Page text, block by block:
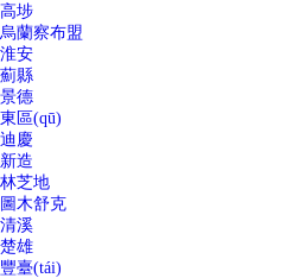
高埗
烏蘭察布盟
淮安
薊縣
景德
東區(qū)
迪慶
新造
林芝地
圖木舒克
清溪
楚雄
豐臺(tái)